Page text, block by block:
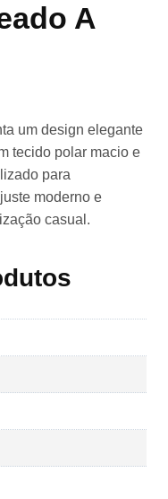
A
um design elegante
tecido polar macio e
para
moderno e
casual.